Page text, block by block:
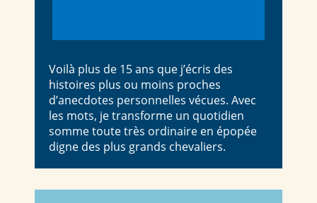
Voilà plus de 15 ans que j’écris des
histoires plus ou moins proches
d’anecdotes personnelles vécues. Avec
les mots, je transforme un quotidien
somme toute très ordinaire en épopée
digne des plus grands chevaliers.